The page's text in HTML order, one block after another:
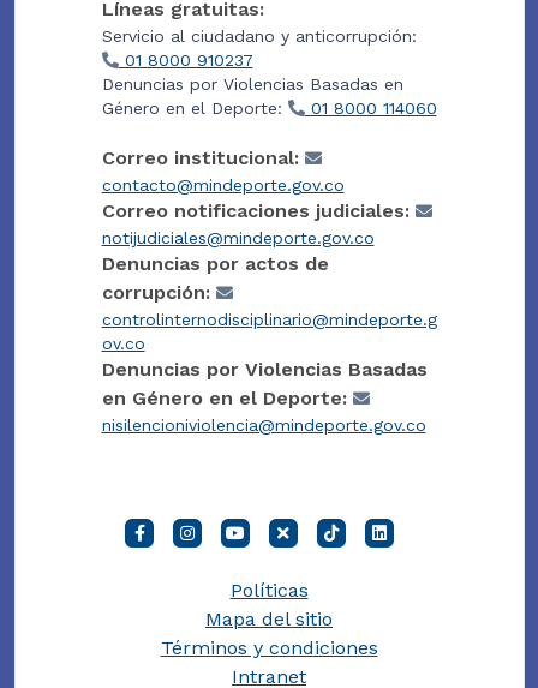
Líneas gratuitas:
Servicio al ciudadano y anticorrupción:
01 8000 910237
Denuncias por Violencias Basadas en
Género en el Deporte:
01 8000 114060
Correo institucional:
contacto@mindeporte.gov.co
Correo notificaciones judiciales:
notijudiciales@mindeporte.gov.co
Denuncias por actos de
corrupción:
controlinternodisciplinario@mindeporte.g
ov.co
Denuncias por Violencias Basadas
en Género en el Deporte:
nisilencioniviolencia@mindeporte.gov.co
Políticas
Mapa del sitio
Términos y condiciones
Intranet